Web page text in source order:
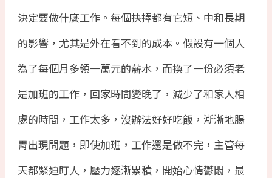
決定要做什麼工作。每個抉擇都有它短、中和長期
的影響，尤其是外在看不到的成本。假設有一個人
為了每個月多領一萬元的薪水，而換了一份必須老
是加班的工作，回家時間變晚了，減少了和家人相
處的時間，工作太多，沒辦法好好吃飯，漸漸地腸
胃出現問題，即使加班，工作還是做不完，主管每
天都緊迫盯人，壓力逐漸累積，開始心情鬱悶，最